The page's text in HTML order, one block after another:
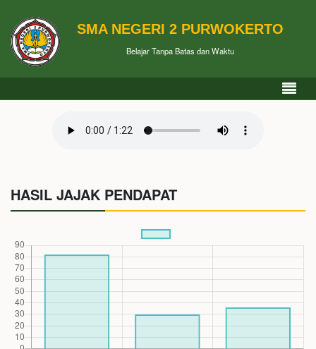
SMA NEGERI 2 PURWOKERTO
Belajar Tanpa Batas dan Waktu
HASIL JAJAK PENDAPAT